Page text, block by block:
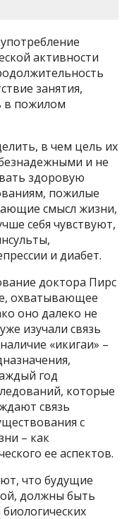
активности
занятия,
в пожилом
в чем цель их
и не
здоровую
пожилые
смысл жизни,
себя чувствуют,
и диабет.
доктора Пирс
охватывающее
оно далеко не
изучали связь
«икигаи» –
год
которые
связь
с
– как
ее аспектов.
что будущие
должны быть